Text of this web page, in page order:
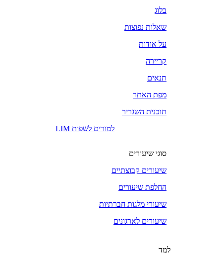
בלוג
שאלות נפוצות
על אודות
קריירה
תנאים
מפת האתר
תוכנית השגריר
LIM למורים לשפות
סוגי שיעורים
שיעורים קבוצתיים
החלפת שיעורים
שיעורי מלגות חברתיות
שיעורים לארגונים
למד